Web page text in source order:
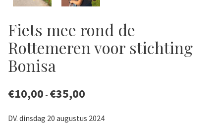
Fiets mee rond de
Rottemeren voor stichting
Bonisa
€10,00 - €35,00
€35,00
DV. dinsdag 20 augustus 2024